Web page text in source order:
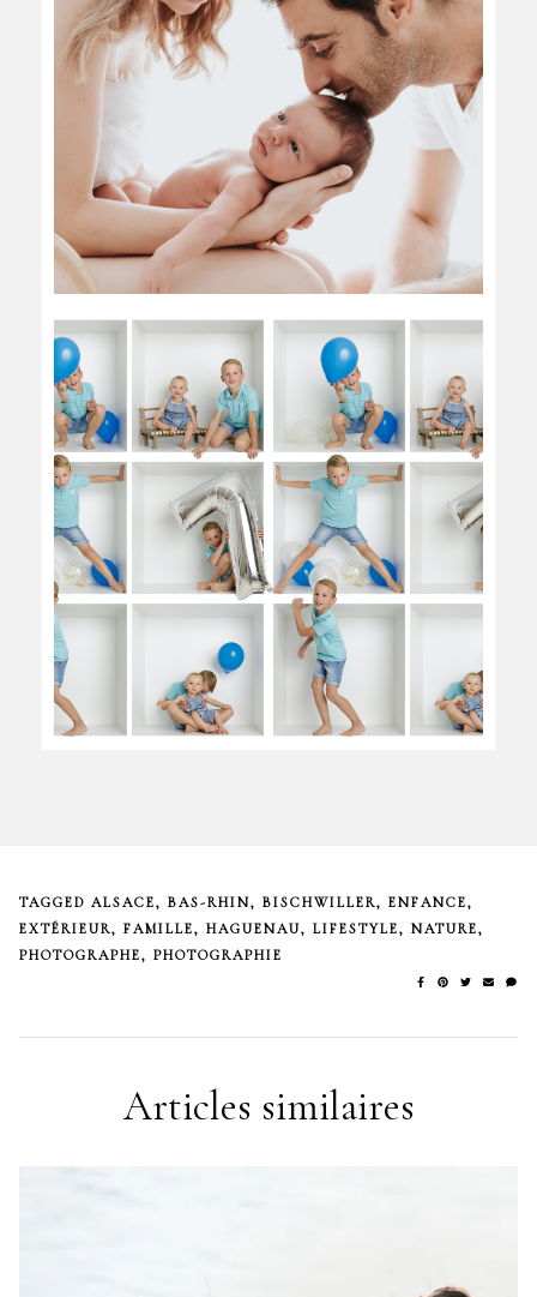
FAMILLE
DANS LA BOITE
TAGGED ALSACE, BAS-RHIN, BISCHWILLER, ENFANCE,
EXTÉRIEUR, FAMILLE, HAGUENAU, LIFESTYLE, NATURE,
PHOTOGRAPHE, PHOTOGRAPHIE
Articles similaires